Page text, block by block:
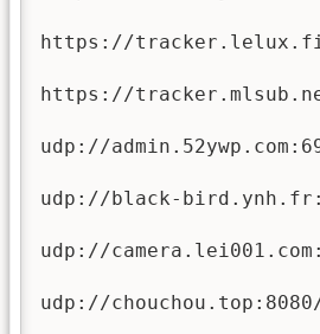
https://
https://
udp://
udp://black-
udp://
udp://chouchou.top:8080/